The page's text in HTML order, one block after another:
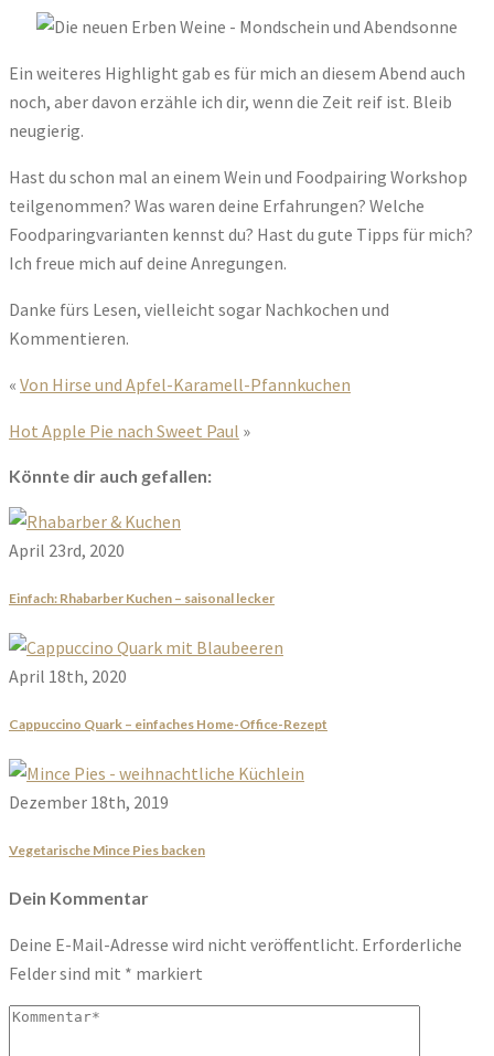
Ein weiteres Highlight gab es für mich an diesem Abend auch
noch, aber davon erzähle ich dir, wenn die Zeit reif ist. Bleib
neugierig.
Hast du schon mal an einem Wein und Foodpairing Workshop
teilgenommen? Was waren deine Erfahrungen? Welche
Foodparingvarianten kennst du? Hast du gute Tipps für mich?
Ich freue mich auf deine Anregungen.
Danke fürs Lesen, vielleicht sogar Nachkochen und
Kommentieren.
« Von Hirse und Apfel-Karamell-Pfannkuchen
Hot Apple Pie nach Sweet Paul »
Könnte dir auch gefallen:
April 23rd, 2020
Einfach: Rhabarber Kuchen – saisonal lecker
April 18th, 2020
Cappuccino Quark – einfaches Home-Office-Rezept
Dezember 18th, 2019
Vegetarische Mince Pies backen
Dein Kommentar
Deine E-Mail-Adresse wird nicht veröffentlicht. Erforderliche
Felder sind mit * markiert